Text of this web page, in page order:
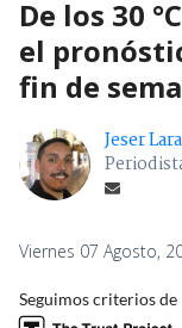
De los 30
el
fin de
Jeser Lara
Viernes 07 Agosto,
Seguimos criterios de